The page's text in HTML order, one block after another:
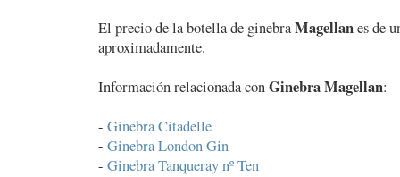
El precio de la botella de ginebraMagellanes de
aproximadamente.
Información relacionada conGinebra Magellan:
- Ginebra Citadelle
- Ginebra London Gin
- Ginebra Tanqueray nº Ten